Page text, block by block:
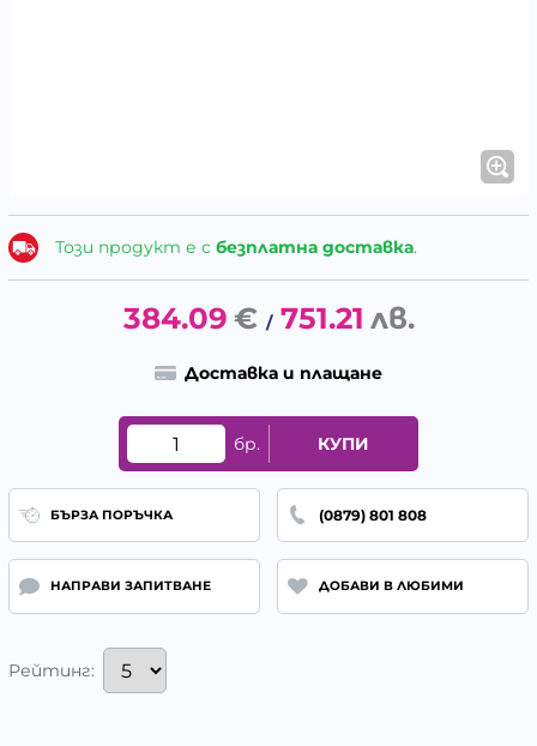
Този продукт е с безплатна доставка.
384.09 € / 751.21 лв.
Доставка и плащане
бр. КУПИ
БЪРЗА ПОРЪЧКА (0879) 801 808
НАПРАВИ ЗАПИТВАНЕ ДОБАВИ В ЛЮБИМИ
Рейтинг: